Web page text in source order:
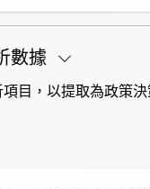
數據
目，以提取為政策